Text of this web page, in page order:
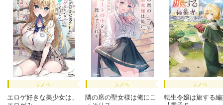
ラノベ
エロゲ好きな美少女は、
ラノベ
隣の席の聖女様は俺にこ
ラノベ
転生令嬢は旅する